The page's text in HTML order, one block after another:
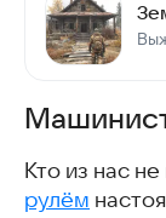
Кто из нас
рулём